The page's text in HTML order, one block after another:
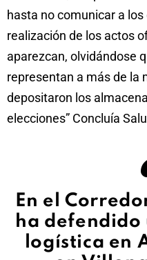
hasta no comunicar a
realización de los actos
aparezcan, olvidándose
representan a más de la
depositaron los
elecciones” Concluía
En el
ha
logística en